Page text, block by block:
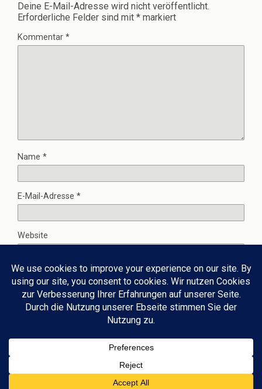
Deine E-Mail-Adresse wird nicht veröffentlicht.
Erforderliche Felder sind mit * markiert
Kommentar *
Name *
E-Mail-Adresse *
Website
Zum Seitenanfang